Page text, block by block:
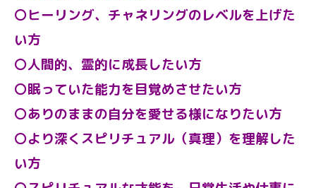
〇ヒーリング、チャネリングのレベルを上げた
い方
〇人間的、霊的に成長したい方
〇眠っていた能力を目覚めさせたい方
〇ありのままの自分を愛せる様になりたい方
〇より深くスピリチュアル（真理）を理解した
い方